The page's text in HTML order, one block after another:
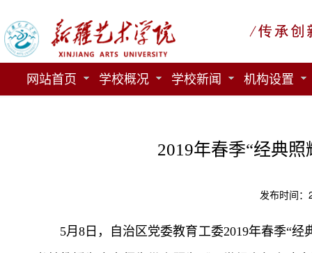
网站首页 学校概况 学校新闻 机构设置
2019年春季“经典
发布时间
5月8日，自治区党委教育工委2019年春季“